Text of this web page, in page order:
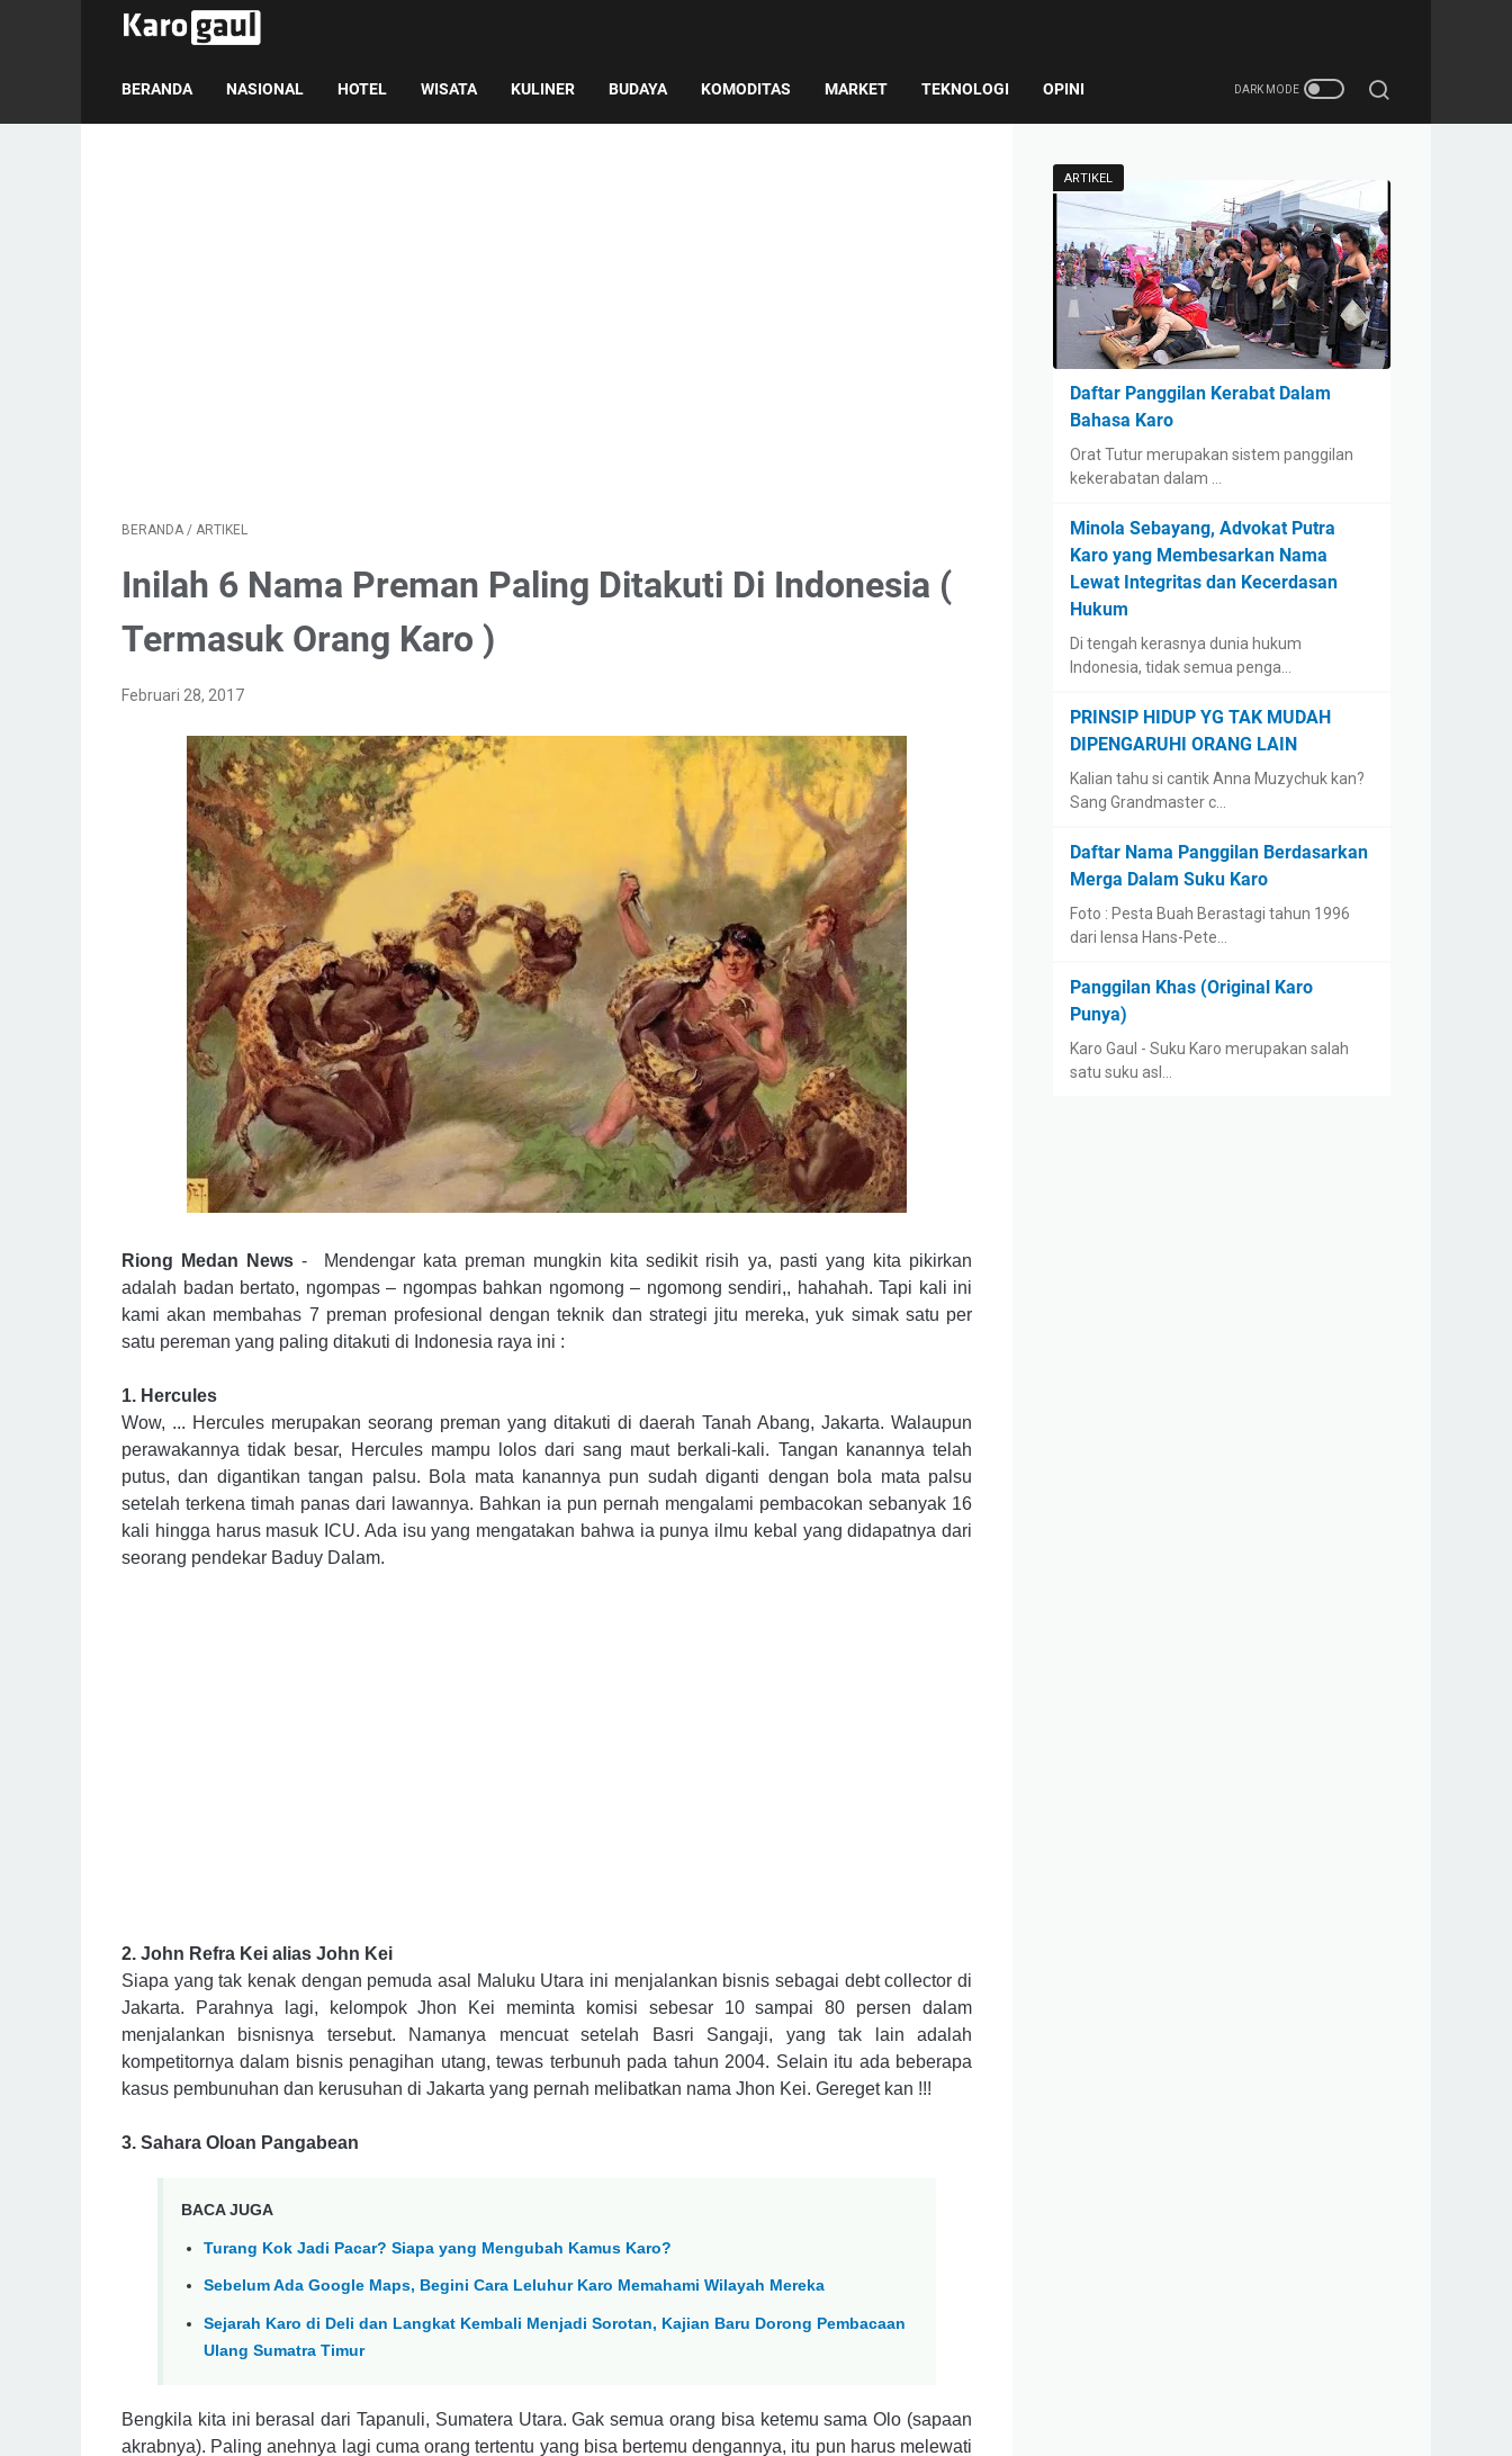
BERANDA NASIONAL HOTEL WISATA KULINER BUDAYA KOMODITAS MARKET TEKNOLOGI OPINI
BERANDA / ARTIKEL
Inilah 6 Nama Preman Paling Ditakuti Di Indonesia (
Termasuk Orang Karo )
Februari 28, 2017
Riong Medan News -
Mendengar kata preman mungkin kita sedikit risih ya, pasti yang kita pikirkan
adalah badan bertato, ngompas – ngompas bahkan ngomong – ngomong sendiri,, hahahah. Tapi kali ini
kami akan membahas 7 preman profesional dengan teknik dan strategi jitu mereka, yuk simak satu per
satu pereman yang paling ditakuti di Indonesia raya ini :
1. Hercules
Wow, ... Hercules merupakan seorang preman yang ditakuti di daerah Tanah Abang, Jakarta. Walaupun
perawakannya tidak besar, Hercules mampu lolos dari sang maut berkali-kali. Tangan kanannya telah
putus, dan digantikan tangan palsu. Bola mata kanannya pun sudah diganti dengan bola mata palsu
setelah terkena timah panas dari lawannya. Bahkan ia pun pernah mengalami pembacokan sebanyak 16
kali hingga harus masuk ICU. Ada isu yang mengatakan bahwa ia punya ilmu kebal yang didapatnya dari
seorang pendekar Baduy Dalam.
2. John Refra Kei alias John Kei
Siapa yang tak kenak dengan pemuda asal Maluku Utara ini menjalankan bisnis sebagai debt collector di
Jakarta. Parahnya lagi, kelompok Jhon Kei meminta komisi sebesar 10 sampai 80 persen dalam
menjalankan bisnisnya tersebut. Namanya mencuat setelah Basri Sangaji, yang tak lain adalah
kompetitornya dalam bisnis penagihan utang, tewas terbunuh pada tahun 2004. Selain itu ada beberapa
kasus pembunuhan dan kerusuhan di Jakarta yang pernah melibatkan nama Jhon Kei. Gereget kan !!!
3. Sahara Oloan Pangabean
BACA JUGA
Turang Kok Jadi Pacar? Siapa yang Mengubah Kamus Karo?
Sebelum Ada Google Maps, Begini Cara Leluhur Karo Memahami Wilayah Mereka
Sejarah Karo di Deli dan Langkat Kembali Menjadi Sorotan, Kajian Baru Dorong Pembacaan
Ulang Sumatra Timur
Bengkila kita ini berasal dari Tapanuli, Sumatera Utara. Gak semua orang bisa ketemu sama Olo (sapaan
akrabnya). Paling anehnya lagi cuma orang tertentu yang bisa bertemu dengannya, itu pun harus melewati
ARTIKEL
Daftar Panggilan Kerabat Dalam
Bahasa Karo
Orat Tutur merupakan sistem panggilan
kekerabatan dalam …
Minola Sebayang, Advokat Putra
Karo yang Membesarkan Nama
Lewat Integritas dan Kecerdasan
Hukum
Di tengah kerasnya dunia hukum
Indonesia, tidak semua penga…
PRINSIP HIDUP YG TAK MUDAH
DIPENGARUHI ORANG LAIN
Kalian tahu si cantik Anna Muzychuk kan?
Sang Grandmaster c…
Daftar Nama Panggilan Berdasarkan
Merga Dalam Suku Karo
Foto : Pesta Buah Berastagi tahun 1996
dari lensa Hans-Pete…
Panggilan Khas (Original Karo
Punya)
Karo Gaul - Suku Karo merupakan salah
satu suku asl…